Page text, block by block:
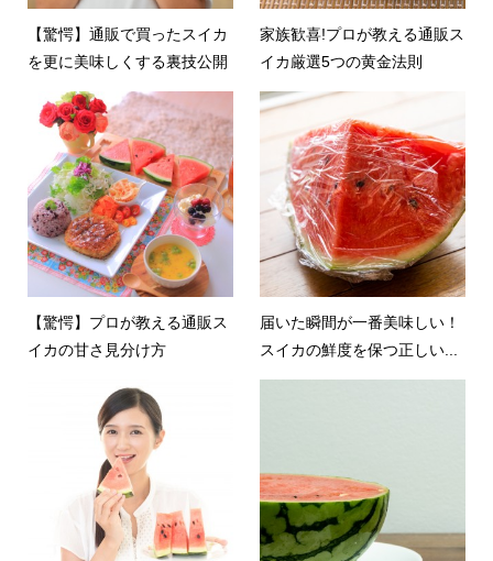
【驚愕】通販で買ったスイカ
を更に美味しくする裏技公開
家族歓喜!プロが教える通販ス
イカ厳選5つの黄金法則
【驚愕】プロが教える通販ス
イカの甘さ見分け方
届いた瞬間が一番美味しい！
スイカの鮮度を保つ正しい...